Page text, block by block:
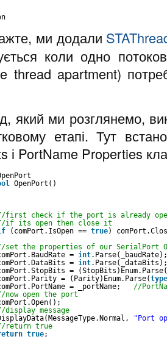
ми додали
коли одно
thread apartment)
який ми розглянемо,
етапі. Тут
і PortName Properties
OpenPort()
first check if the port is already
if its open then close it
(comPort.IsOpen == true)
set the properties of our SerialPort
= int
= int
= (StopBits)Enum.Parse(
= (Parity)Enum.Parse(
= _portName; //
now open the port
display message
"Port
return true
true;